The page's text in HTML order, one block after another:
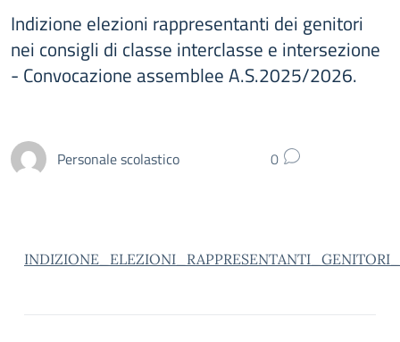
Indizione elezioni rappresentanti dei genitori
nei consigli di classe interclasse e intersezione
- Convocazione assemblee A.S.2025/2026.
Personale scolastico 0